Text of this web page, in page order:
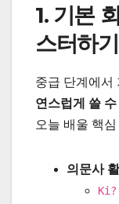
1. 기본
스터하기
중급 단계에서
연스럽게 쓸
오늘 배울 핵
의문사
Ki?